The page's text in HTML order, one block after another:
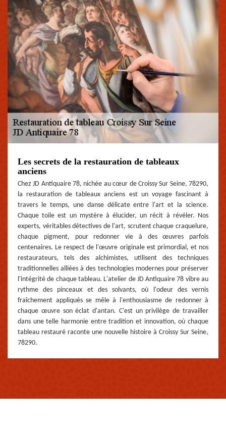
Les secrets de la restauration de tableaux
anciens
Chez JD Antiquaire 78, nichée au cœur de Croissy Sur Seine, 78290,
la restauration de tableaux anciens est un voyage fascinant à
travers le temps, une danse délicate entre l'art et la science.
Chaque toile est un mystère à élucider, un récit à révéler. Nos
experts, véritables détectives de l'art, scrutent chaque craquelure,
chaque pigment, pour redonner vie à des œuvres parfois
centenaires. Le respect de l'œuvre originale est primordial, et nos
restaurateurs, tels des alchimistes, utilisent des techniques
traditionnelles alliées à des technologies modernes pour préserver
l'intégrité de chaque tableau. L'atelier de JD Antiquaire 78 vibre au
rythme des pinceaux et des solvants, où l'odeur des vernis
fraîchement appliqués se mêle à l'enthousiasme de redonner à
chaque œuvre son éclat d'antan. C'est un privilège de travailler
dans une telle harmonie entre tradition et innovation, où chaque
tableau restauré raconte une nouvelle histoire à Croissy Sur Seine,
78290.